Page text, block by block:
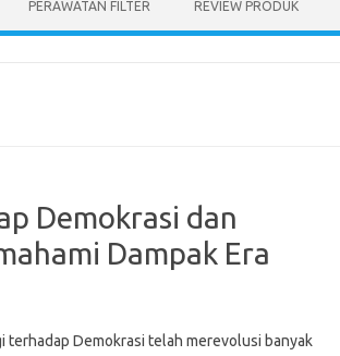
PERAWATAN FILTER REVIEW PRODUK
Demokrasi dan
Dampak Era
terhadap Demokrasi telah merevolusi banyak